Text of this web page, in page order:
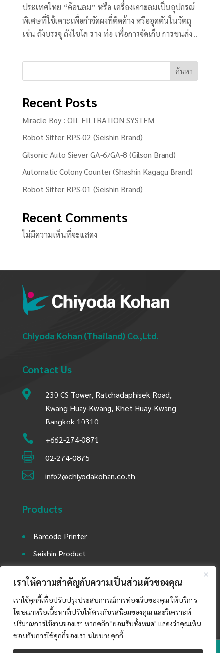
เราให้ความสำคัญกับความเป็นส่วนตัวของคุณ
เราใช้คุกกี้เพื่อปรับปรุงประสบการณ์การท่องเว็บของคุณ ให้บริการ
โฆษณาหรือเนื้อหาที่ปรับให้ตรงกับรสนิยมของคุณ และวิเคราะห์
ปริมาณการใช้งานของเรา หากคลิก "ยอมรับทั้งหมด" แสดงว่าคุณเห็น
ชอบกับการใช้คุกกี้ของเรา นโยบายคุกกี้
ประเทศไทย “ค้อนลม” หรือ เครื่องเคาะลมเป็นอุปกรณ์
พิเศษที่ใช้เคาะเพื่อกำจัดผงที่ติดค้าง หรืออุดตันในวัตถุ
เช่น ถังบรรจุ ถังไซโล ราง ท่อ เพื่อการจัดเก็บ การขนส่ง...
ค้นหา
Recent Posts
Miracle Boy : OIL FILTRATION SYSTEM
Robot Sifter RPS-02 (Seishin Brand)
Gilsonic Auto Siever GA-6/GA-8 (Gilson Brand)
Automatic Colony Counter (Shashin Kagagu Brand)
Robot Sifter RPS-01 (Seishin Brand)
Recent Comments
ไม่มีความเห็นที่จะแสดง
Chiyoda Kohan (Thailand) Co.,Ltd.
Contact Us

230 CS Tower, Ratchadaphisek Road,
Kwang Huay-Kwang, Khet Huay-Kwang
Bangkok 10310
 +662-274-0871
 02-274-0875
 info2@chiyodakohan.co.th
Products
Barcode Printer
Seishin Product
Utility Equipment and Laboratory Machine
Auto Mobile Part Product